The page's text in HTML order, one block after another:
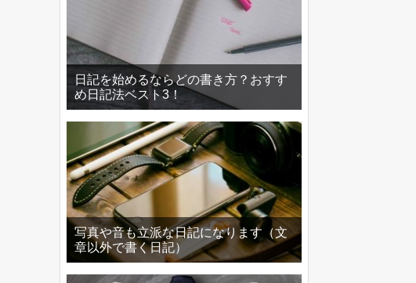
日記を始めるならどの書き方？おすす
め日記法ベスト3！
写真や音も立派な日記になります（文
章以外で書く日記）